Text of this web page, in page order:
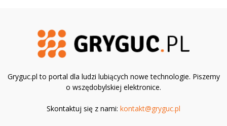
Gryguc.pl to portal dla ludzi lubiących nowe technologie. Piszemy
o wszędobylskiej elektronice.
Skontaktuj się z nami: kontakt@gryguc.pl